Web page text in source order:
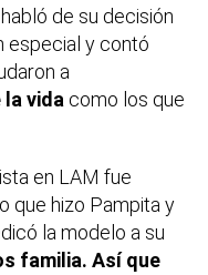
de su decisión
especial y contó
a
vida como los que
en LAM fue
que hizo Pampita y
la modelo a su
familia. Así que